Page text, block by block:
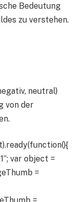
Bedeutung
zu verstehen.
neutral)
von der
var object =
=